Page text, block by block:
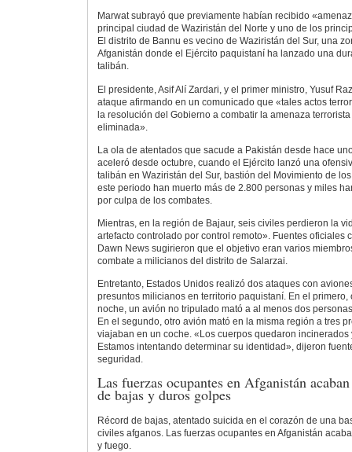
Marwat subrayó que previamente habían recibido
principal ciudad de Waziristán del Norte y uno de los
El distrito de Bannu es vecino de Waziristán del Sur, una
Afganistán donde el Ejército paquistaní ha lanzado una
talibán.
El presidente, Asif Alí Zardari, y el primer ministro, Yusuf
ataque afirmando en un comunicado que «tales actos
la resolución del Gobierno a combatir la amenaza
eliminada».
La ola de atentados que sacude a Pakistán desde hace
aceleró desde octubre, cuando el Ejército lanzó una
talibán en Waziristán del Sur, bastión del Movimiento de
este periodo han muerto más de 2.800 personas y miles
por culpa de los combates.
Mientras, en la región de Bajaur, seis civiles perdieron la
artefacto controlado por control remoto». Fuentes oficiales
Dawn News sugirieron que el objetivo eran varios
combate a milicianos del distrito de Salarzai.
Entretanto, Estados Unidos realizó dos ataques con
presuntos milicianos en territorio paquistaní. En el
noche, un avión no tripulado mató a al menos dos
En el segundo, otro avión mató en la misma región a tres
viajaban en un coche. «Los cuerpos quedaron incinerados
Estamos intentando determinar su identidad», dijeron
seguridad.
Las fuerzas ocupantes en Afganistán
de bajas y duros golpes
Récord de bajas, atentado suicida en el corazón de una
civiles afganos. Las fuerzas ocupantes en Afganistán
y fuego.